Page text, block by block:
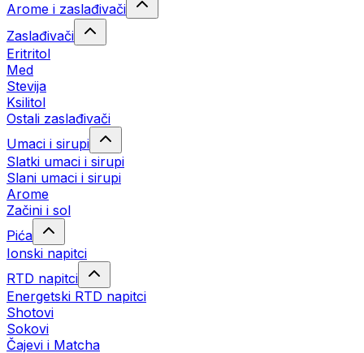
Arome i zaslađivači
Zaslađivači
Eritritol
Med
Stevija
Ksilitol
Ostali zaslađivači
Umaci i sirupi
Slatki umaci i sirupi
Slani umaci i sirupi
Arome
Začini i sol
Pića
Ionski napitci
RTD napitci
Energetski RTD napitci
Shotovi
Sokovi
Čajevi i Matcha